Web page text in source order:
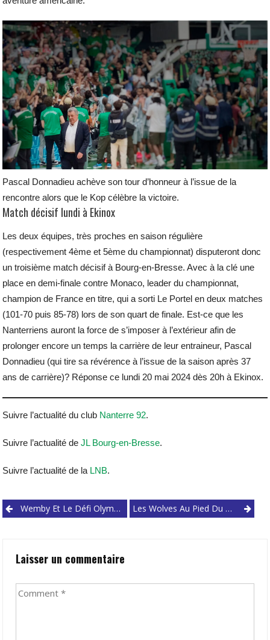
Pascal Donnadieu achève son tour d’honneur à l’issue de la
rencontre alors que le Kop célèbre la victoire.
Match décisif lundi à Ekinox
Les deux équipes, très proches en saison régulière
(respectivement 4ème et 5ème du championnat) disputeront donc
un troisième match décisif à Bourg-en-Bresse. Avec à la clé une
place en demi-finale contre Monaco, leader du championnat,
champion de France en titre, qui a sorti Le Portel en deux matches
(101-70 puis 85-78) lors de son quart de finale. Est-ce que les
Nanterriens auront la force de s’imposer à l’extérieur afin de
prolonger encore un temps la carrière de leur entraineur, Pascal
Donnadieu (qui tire sa révérence à l’issue de la saison après 37
ans de carrière)? Réponse ce lundi 20 mai 2024 dès 20h à Ekinox.
Suivre l’actualité du club Nanterre 92.
Suivre l’actualité deJL Bourg-en-Bresse.
Suivre l’actualité de la LNB.
PostWemby Et Le Défi Olympique Du Basket Français Les Wolves Au Pied Du Mur… Encore ?
Laisser un commentaire